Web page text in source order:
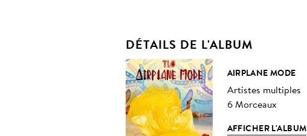
DÉTAILS DE L'ALBUM
AIRPLANE MODE
Artistes multiples
6 Morceaux
AFFICHER L'ALBUM